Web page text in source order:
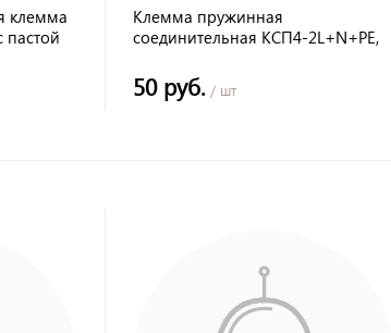
клемма
Клемма пружинная
соединительная КСП4-2L+N+PE,
50 руб./ шт